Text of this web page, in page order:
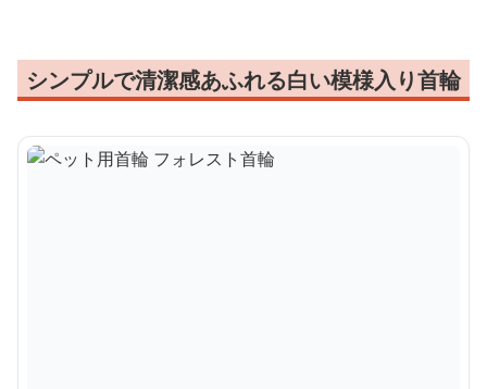
シンプルで清潔感あふれる白い模様入り首輪